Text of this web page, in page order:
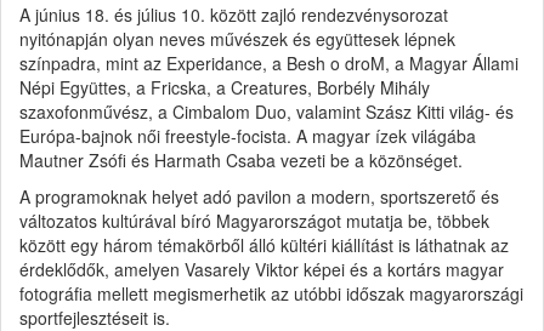
A június 18. és július 10. között zajló rendezvénysorozat
nyitónapján olyan neves művészek és együttesek lépnek
színpadra, mint az Experidance, a Besh o droM, a Magyar Állami
Népi Együttes, a Fricska, a Creatures, Borbély Mihály
szaxofonművész, a Cimbalom Duo, valamint Szász Kitti világ- és
Európa-bajnok női freestyle-focista. A magyar ízek világába
Mautner Zsófi és Harmath Csaba vezeti be a közönséget.
A programoknak helyet adó pavilon a modern, sportszerető és
változatos kultúrával bíró Magyarországot mutatja be, többek
között egy három témakörből álló kültéri kiállítást is láthatnak az
érdeklődők, amelyen Vasarely Viktor képei és a kortárs magyar
fotográfia mellett megismerhetik az utóbbi időszak magyarországi
sportfejlesztéseit is.